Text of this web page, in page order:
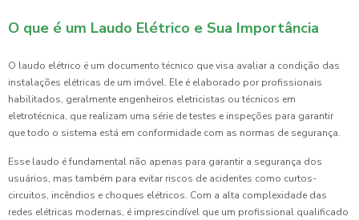
O que é um Laudo Elétrico e Sua Importância
O laudo elétrico é um documento técnico que visa avaliar a condição das
instalações elétricas de um imóvel. Ele é elaborado por profissionais
habilitados, geralmente engenheiros eletricistas ou técnicos em
eletrotécnica, que realizam uma série de testes e inspeções para garantir
que todo o sistema está em conformidade com as normas de segurança.
Esse laudo é fundamental não apenas para garantir a segurança dos
usuários, mas também para evitar riscos de acidentes como curtos-
circuitos, incêndios e choques elétricos. Com a alta complexidade das
redes elétricas modernas, é imprescindível que um profissional qualificado